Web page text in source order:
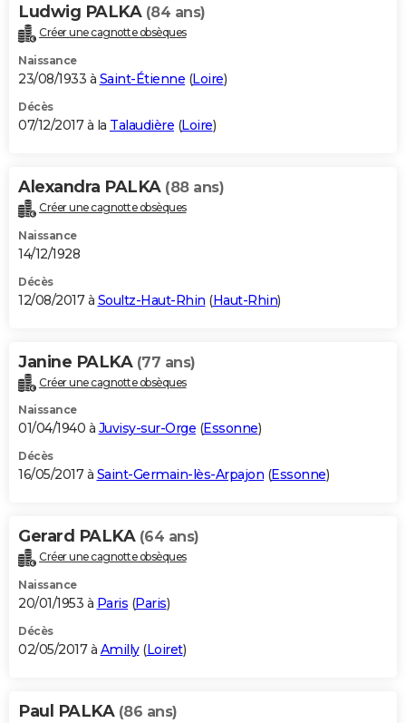
Ludwig PALKA (84 ans)
Créer une cagnotte obsèques
Naissance
23/08/1933 à Saint-Étienne (Loire)
Décès
07/12/2017 à la Talaudière (Loire)
Alexandra PALKA (88 ans)
Créer une cagnotte obsèques
Naissance
14/12/1928
Décès
12/08/2017 à Soultz-Haut-Rhin (Haut-Rhin)
Janine PALKA (77 ans)
Créer une cagnotte obsèques
Naissance
01/04/1940 à Juvisy-sur-Orge (Essonne)
Décès
16/05/2017 à Saint-Germain-lès-Arpajon (Essonne)
Gerard PALKA (64 ans)
Créer une cagnotte obsèques
Naissance
20/01/1953 à Paris (Paris)
Décès
02/05/2017 à Amilly(Loiret)
Paul PALKA (86 ans)